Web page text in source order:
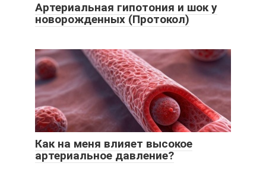
Артериальная гипотония и шок у
новорожденных (Протокол)
Как на меня влияет высокое
артериальное давление?